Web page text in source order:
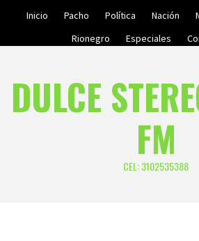
Inicio Pacho Política Nación
Rionegro
Especiales
DULCE
FM
CEL: 3102535388